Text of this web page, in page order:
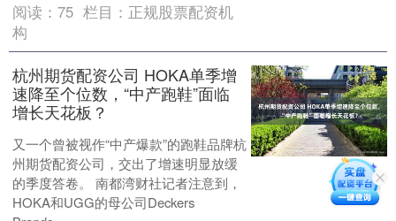
阅读：75 栏目： 正规股票配资机
构
杭州期货配资公司 HOKA单季增
速降至个位数，“中产跑鞋”面临
增长天花板？
又一个曾被视作“中产爆款”的跑鞋品牌杭
州期货配资公司，交出了增速明显放缓
的季度答卷。 南都湾财社记者注意到，
HOKA和UGG的母公司Deckers